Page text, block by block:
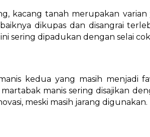
kacang tanah merupakan
dikupas dan disangrai
ini sering dipadukan dengan selai
kedua yang masih menjadi
manis sering disajikan
meski masih jarang digunakan.